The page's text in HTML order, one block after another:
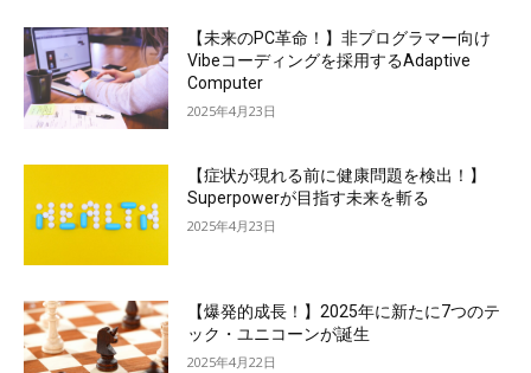
【未来のPC革命！】非プログラマー向け
Vibeコーディングを採用するAdaptive
Computer
2025年4月23日
【症状が現れる前に健康問題を検出！】
Superpowerが目指す未来を斬る
2025年4月23日
【爆発的成長！】2025年に新たに7つのテ
ック・ユニコーンが誕生
2025年4月22日